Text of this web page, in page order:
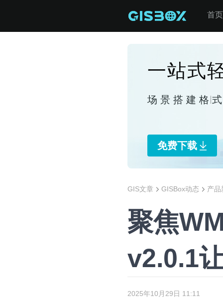
首页
一站式
场景搭建 格
免费下载
GIS文章 GISBox动态 产品
聚焦
v2.0.1
2025年10月29日 11:11